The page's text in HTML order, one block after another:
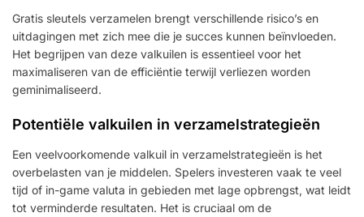
Gratis sleutels verzamelen brengt verschillende risico’s en
uitdagingen met zich mee die je succes kunnen beïnvloeden.
Het begrijpen van deze valkuilen is essentieel voor het
maximaliseren van de efficiëntie terwijl verliezen worden
geminimaliseerd.
Potentiële valkuilen in verzamelstrategieën
Een veelvoorkomende valkuil in verzamelstrategieën is het
overbelasten van je middelen. Spelers investeren vaak te veel
tijd of in-game valuta in gebieden met lage opbrengst, wat leidt
tot verminderde resultaten. Het is cruciaal om de